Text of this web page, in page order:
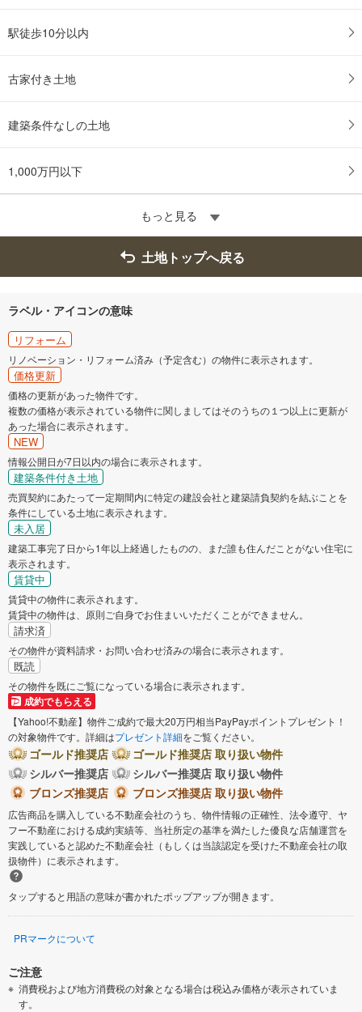
駅徒歩10分以内
古家付き土地
建築条件なしの土地
1,000万円以下
もっと見る
土地トップへ戻る
ラベル・アイコンの意味
リフォーム
リノベーション・リフォーム済み（予定含む）の物件に表示されます。
価格更新
価格の更新があった物件です。
複数の価格が表示されている物件に関しましてはそのうちの１つ以上に更新が
あった場合に表示されます。
NEW
情報公開日が7日以内の場合に表示されます。
建築条件付き土地
売買契約にあたって一定期間内に特定の建設会社と建築請負契約を結ぶことを
条件にしている土地に表示されます。
未入居
建築工事完了日から1年以上経過したものの、まだ誰も住んだことがない住宅に
表示されます。
賃貸中
賃貸中の物件に表示されます。
賃貸中の物件は、原則ご自身でお住まいいただくことができません。
請求済
その物件が資料請求・お問い合わせ済みの場合に表示されます。
既読
その物件を既にご覧になっている場合に表示されます。
成約でもらえる
【Yahoo!不動産】物件ご成約で最大20万円相当PayPayポイントプレゼント！
の対象物件です。詳細はプレゼント詳細をご覧ください。
ゴールド推奨店
ゴールド推奨店 取り扱い物件
シルバー推奨店
シルバー推奨店 取り扱い物件
ブロンズ推奨店
ブロンズ推奨店 取り扱い物件
広告商品を購入している不動産会社のうち、物件情報の正確性、法令遵守、ヤ
フー不動産における成約実績等、当社所定の基準を満たした優良な店舗運営を
実践していると認めた不動産会社（もしくは当該認定を受けた不動産会社の取
扱物件）に表示されます。
タップすると用語の意味が書かれたポップアップが開きます。
PRマークについて
ご注意
消費税および地方消費税の対象となる場合は税込み価格が表示されていま
す。